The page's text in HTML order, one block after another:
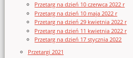
Przetarg na dzień 10 czerwca 2022 r
Przetarg na dzień 10 maja 2022 r
Przetarg na dzień 29 kwietnia 2022 r
Przetarg na dzień 11 kwietnia 2022 r
Przetarg na dzień 17 stycznia 2022
Przetargi 2021